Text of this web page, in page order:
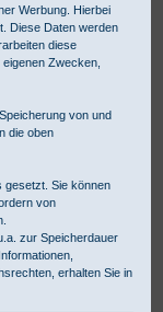
Werbung. Hierbei
Diese Daten werden
diese
Zwecken,
von und
die oben
gesetzt. Sie können
von
zur Speicherdauer
erhalten Sie in